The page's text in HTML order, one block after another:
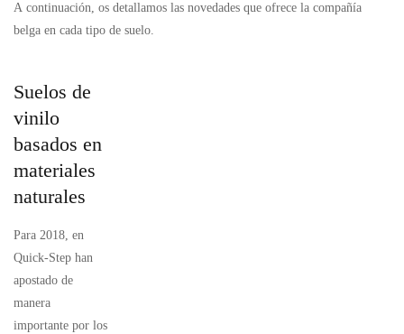
A continuación, os detallamos las novedades que ofrece la compañía
belga en cada tipo de suelo.
Suelos de
vinilo
basados en
materiales
naturales
Para 2018, en
Quick-Step han
apostado de
manera
importante por los